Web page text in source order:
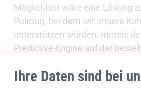
Ihre Daten sind bei
Möglichkeit wäre eine Lösung
Policing, bei dem wir unsere
unterstützen würden, mittels
Predictive-Engine auf der
treffen. Diese Form der